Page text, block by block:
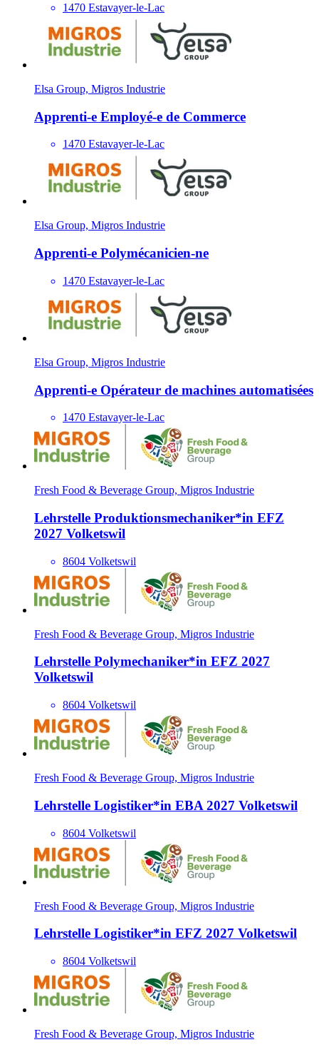
1470 Estavayer-le-Lac
Elsa Group, Migros Industrie
Apprenti-e Employé-e de Commerce
1470 Estavayer-le-Lac
Elsa Group, Migros Industrie
Apprenti-e Polymécanicien-ne
1470 Estavayer-le-Lac
Elsa Group, Migros Industrie
Apprenti-e Opérateur de machines automatisées
1470 Estavayer-le-Lac
Fresh Food & Beverage Group, Migros Industrie
Lehrstelle Produktionsmechani­ker*​in EFZ
2027 Volketswil
8604 Volketswil
Fresh Food & Beverage Group, Migros Industrie
Lehrstelle Polymechani­ker*​in EFZ 2027
Volketswil
8604 Volketswil
Fresh Food & Beverage Group, Migros Industrie
Lehrstelle Logisti­ker*​in EBA 2027 Volketswil
8604 Volketswil
Fresh Food & Beverage Group, Migros Industrie
Lehrstelle Logisti­ker*​in EFZ 2027 Volketswil
8604 Volketswil
Fresh Food & Beverage Group, Migros Industrie